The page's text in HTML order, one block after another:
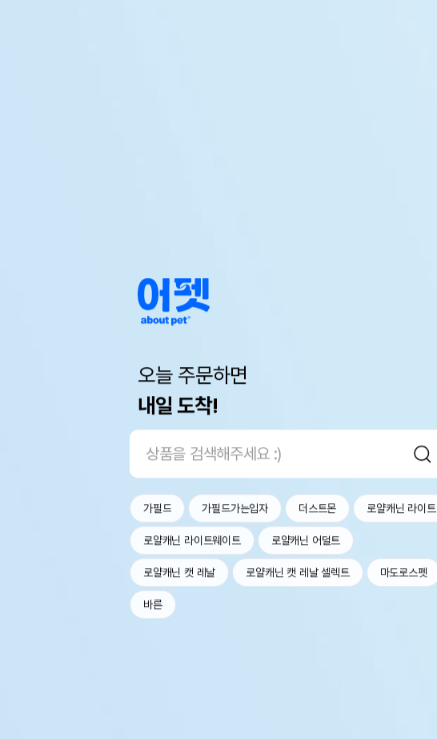
오늘 주문하면
내일 도착!
가필드 가필드가는입자 더스트몬 로얄캐닌 라이트
로얄캐닌 라이트웨이트 로얄캐닌 어덜트
로얄캐닌 캣 레날 로얄캐닌 캣 레날 셀렉트 마도로스펫
바른